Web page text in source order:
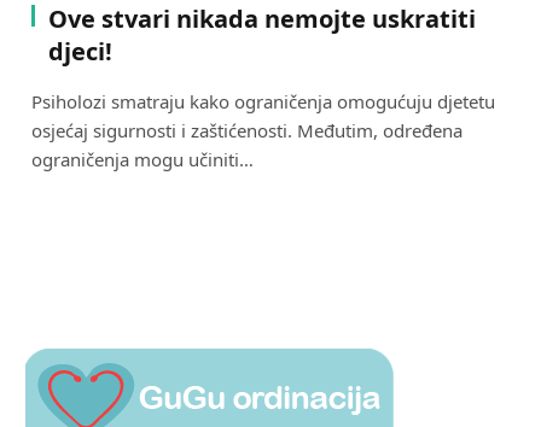
Ove stvari nikada nemojte uskratiti
djeci!
Psiholozi smatraju kako ograničenja omogućuju djetetu
osjećaj sigurnosti i zaštićenosti. Međutim, određena
ograničenja mogu učiniti…